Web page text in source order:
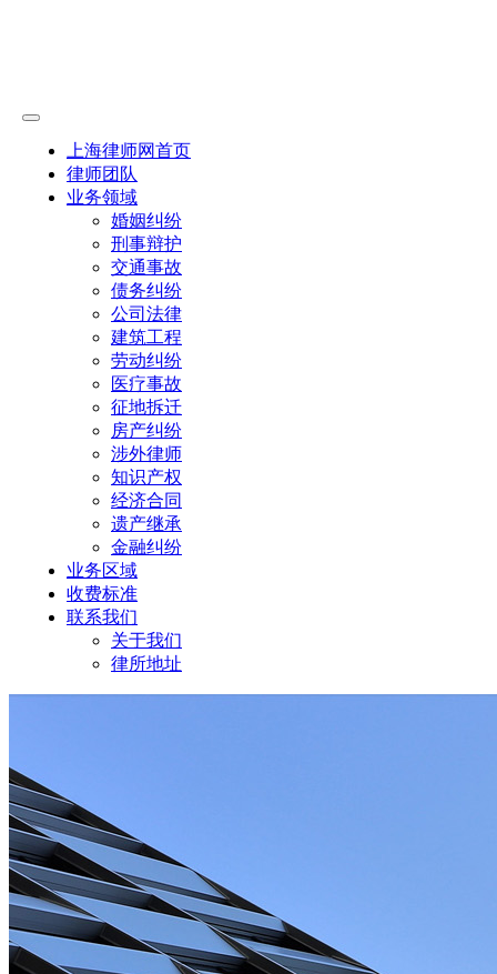
上海律师网首页
律师团队
业务领域
婚姻纠纷
刑事辩护
交通事故
债务纠纷
公司法律
建筑工程
劳动纠纷
医疗事故
征地拆迁
房产纠纷
涉外律师
知识产权
经济合同
遗产继承
金融纠纷
业务区域
收费标准
联系我们
关于我们
律所地址